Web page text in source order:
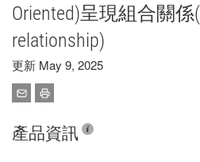
Oriented)呈現組合關係
relationship)
更新 May 9, 2025
產品資訊